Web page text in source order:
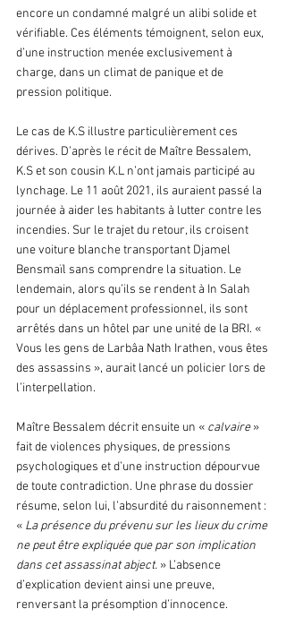
encore un condamné malgré un alibi solide et
vérifiable. Ces éléments témoignent, selon eux,
d’une instruction menée exclusivement à
charge, dans un climat de panique et de
pression politique.
Le cas de K.S illustre particulièrement ces
dérives. D’après le récit de Maître Bessalem,
K.S et son cousin K.L n’ont jamais participé au
lynchage. Le 11 août 2021, ils auraient passé la
journée à aider les habitants à lutter contre les
incendies. Sur le trajet du retour, ils croisent
une voiture blanche transportant Djamel
Bensmaïl sans comprendre la situation. Le
lendemain, alors qu’ils se rendent à In Salah
pour un déplacement professionnel, ils sont
arrêtés dans un hôtel par une unité de la BRI. «
Vous les gens de Larbâa Nath Irathen, vous êtes
des assassins », aurait lancé un policier lors de
l’interpellation.
Maître Bessalem décrit ensuite un « calvaire »
fait de violences physiques, de pressions
psychologiques et d’une instruction dépourvue
de toute contradiction. Une phrase du dossier
résume, selon lui, l’absurdité du raisonnement :
« La présence du prévenu sur les lieux du crime
ne peut être expliquée que par son implication
dans cet assassinat abject. » L’absence
d’explication devient ainsi une preuve,
renversant la présomption d’innocence.